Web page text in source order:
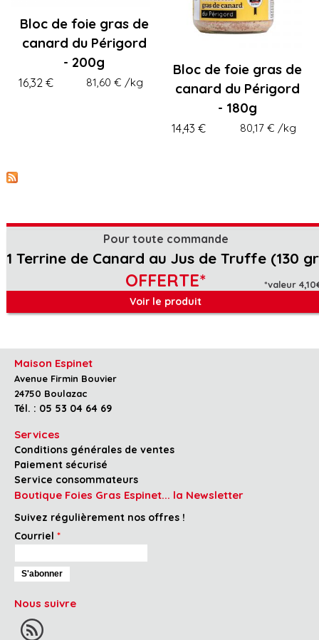
Pour toute commande
1 Terrine de Canard au Jus de Truffe (130
OFFERTE*
Voir le produit
*valeur
Bloc de foie gras de
canard du Périgord
- 200g
16,32 € 81,60 € /kg
Bloc de foie gras de
canard du Périgord
- 180g
14,43 € 80,17 € /kg
Maison Espinet
Avenue Firmin Bouvier
24750 Boulazac
Tél. : 05 53 04 64 69
Services
Conditions générales de ventes
Paiement sécurisé
Service consommateurs
Boutique Foies Gras Espinet... la Newsletter
Suivez régulièrement nos offres !
Courriel *
Nous suivre